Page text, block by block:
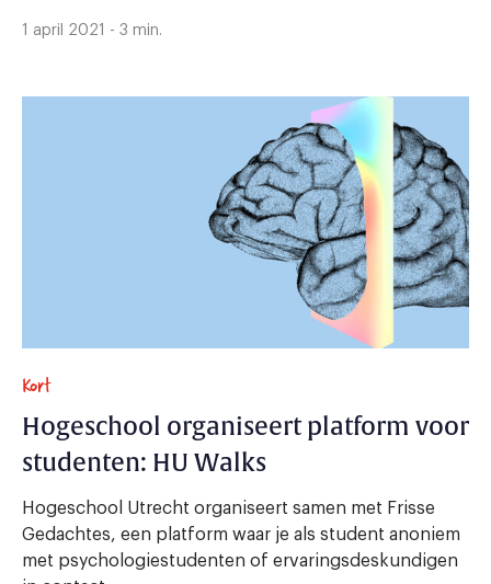
1 april 2021 - 3 min.
Kort
Hogeschool organiseert platform voor
studenten: HU Walks
Hogeschool Utrecht organiseert samen met Frisse
Gedachtes, een platform waar je als student anoniem
met psychologiestudenten of ervaringsdeskundigen